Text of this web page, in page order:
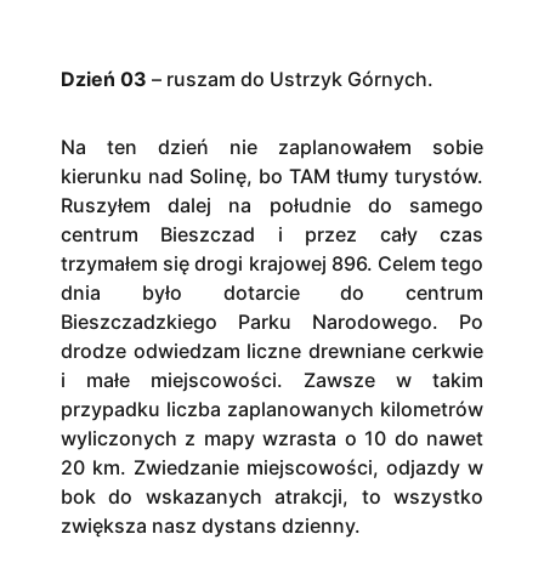
Dzień 03 – ruszam do Ustrzyk Górnych.
Na ten dzień nie zaplanowałem sobie
kierunku nad Solinę, bo TAM tłumy turystów.
Ruszyłem dalej na południe do samego
centrum Bieszczad i przez cały czas
trzymałem się drogi krajowej 896. Celem tego
dnia było dotarcie do centrum
Bieszczadzkiego Parku Narodowego. Po
drodze odwiedzam liczne drewniane cerkwie
i małe miejscowości. Zawsze w takim
przypadku liczba zaplanowanych kilometrów
wyliczonych z mapy wzrasta o 10 do nawet
20 km. Zwiedzanie miejscowości, odjazdy w
bok do wskazanych atrakcji, to wszystko
zwiększa nasz dystans dzienny.